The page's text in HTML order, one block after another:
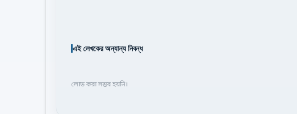
এই লেখকের অন্যান্য নিবন্ধ
লোড করা সম্ভব হয়নি।